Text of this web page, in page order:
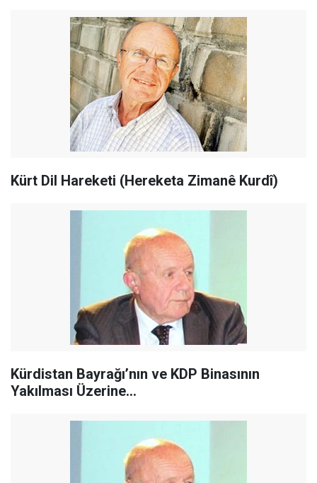
Kürt Dil Hareketi (Hereketa Zimanê Kurdî)
Kürdistan Bayrağı’nın ve KDP Binasının
Yakılması Üzerine…